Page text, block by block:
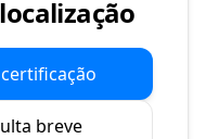
breve